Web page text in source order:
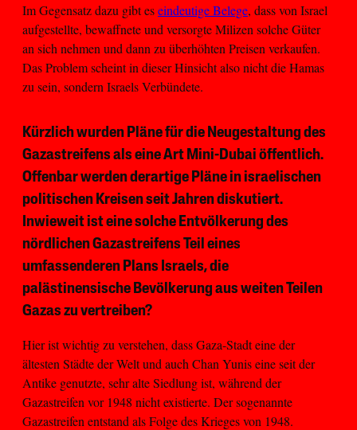
Im Gegensatz dazu gibt eseindeutige Belege, dass von Israel
aufgestellte, bewaffnete und versorgte Milizen solche Güter
an sich nehmen und dann zu überhöhten Preisen verkaufen.
Das Problem scheint in dieser Hinsicht also nicht die Hamas
zu sein, sondern Israels Verbündete.
Kürzlich wurden Pläne für die Neugestaltung des
Gazastreifens als eine Art Mini-Dubai öffentlich.
Offenbar werden derartige Pläne in israelischen
politischen Kreisen seit Jahren diskutiert.
Inwieweit ist eine solche Entvölkerung des
nördlichen Gazastreifens Teil eines
umfassenderen Plans Israels, die
palästinensische Bevölkerung aus weiten Teilen
Gazas zu vertreiben?
Hier ist wichtig zu verstehen, dass Gaza-Stadt eine der
ältesten Städte der Welt und auch Chan Yunis eine seit der
Antike genutzte, sehr alte Siedlung ist, während der
Gazastreifen vor 1948 nicht existierte. Der sogenannte
Gazastreifen entstand als Folge des Krieges von 1948.